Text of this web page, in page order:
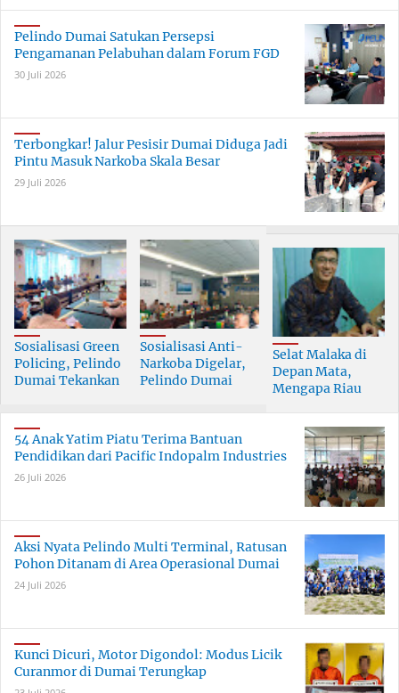
Pelindo Dumai Satukan Persepsi
Pengamanan Pelabuhan dalam Forum FGD
30 Juli 2026
Terbongkar! Jalur Pesisir Dumai Diduga Jadi
Pintu Masuk Narkoba Skala Besar
29 Juli 2026
Sosialisasi Green
Policing, Pelindo
Dumai Tekankan
Bersama
Sosialisasi Anti-
Narkoba Digelar,
Pelindo Dumai
Berkualitas
Selat Malaka di
Depan Mata,
Mengapa Riau
54 Anak Yatim Piatu Terima Bantuan
Pendidikan dari Pacific Indopalm Industries
26 Juli 2026
Aksi Nyata Pelindo Multi Terminal, Ratusan
Pohon Ditanam di Area Operasional Dumai
24 Juli 2026
Kunci Dicuri, Motor Digondol: Modus Licik
Curanmor di Dumai Terungkap